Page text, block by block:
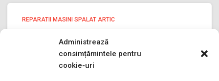
Administrează
consimțămintele pentru
cookie-uri
REPARATII MASINI SPALAT ARTIC
PRAHOVA
reparatii masini spalat Artic PRAHOVA Bine ati venit pe